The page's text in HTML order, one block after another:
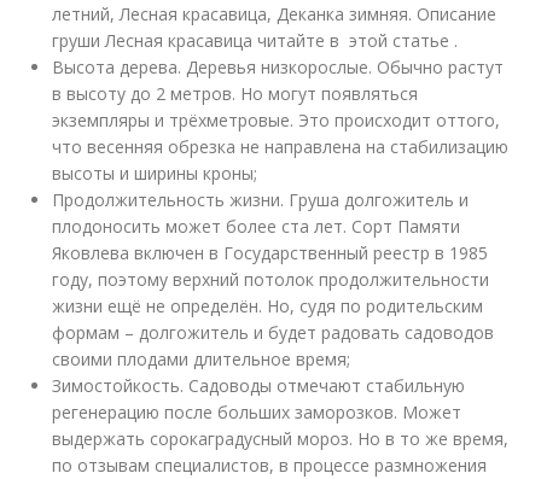
летний, Лесная красавица, Деканка зимняя. Описание
груши Лесная красавица читайте в этой статье .
Высота дерева. Деревья низкорослые. Обычно растут
в высоту до 2 метров. Но могут появляться
экземпляры и трёхметровые. Это происходит оттого,
что весенняя обрезка не направлена на стабилизацию
высоты и ширины кроны;
Продолжительность жизни. Груша долгожитель и
плодоносить может более ста лет. Сорт Памяти
Яковлева включен в Государственный реестр в 1985
году, поэтому верхний потолок продолжительности
жизни ещё не определён. Но, судя по родительским
формам – долгожитель и будет радовать садоводов
своими плодами длительное время;
Зимостойкость. Садоводы отмечают стабильную
регенерацию после больших заморозков. Может
выдержать сорокаградусный мороз. Но в то же время,
по отзывам специалистов, в процессе размножения